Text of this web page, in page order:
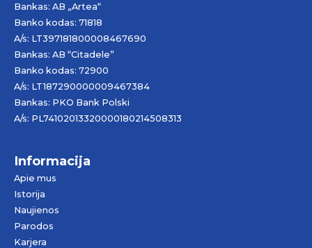
Bankas: AB „Artea“
Banko kodas: 71818
A/s: LT397181800008467690
Bankas: AB “Citadele”
Banko kodas: 72900
A/s: LT187290000009467384
Bankas: PKO Bank Polski
A/s: PL74102013320000180214508313
Informacija
Apie mus
Istorija
Naujienos
Parodos
Karjera